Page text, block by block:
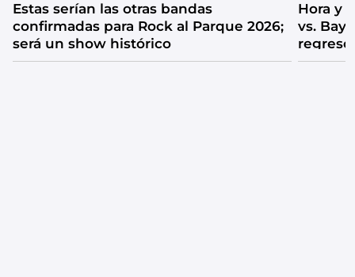
Estas serían las otras bandas
confirmadas para Rock al Parque 2026;
será un show histórico
Hora y
vs.
regreso